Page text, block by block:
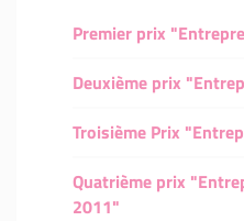
Premier prix
Deuxième prix
Troisième Prix
Quatrième prix
2011"